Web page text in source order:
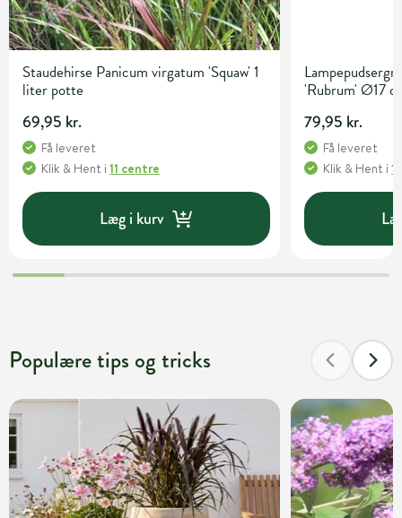
Staudehirse Panicum virgatum 'Squaw' 1
liter potte
69,95 kr.
Få leveret
Klik & Hent i 11 centre
Læg i kurv
'Rubrum' Ø17
79,95 kr.
Få leveret
Klik & Hent i
Populære tips og tricks